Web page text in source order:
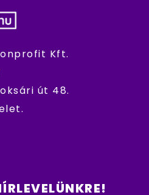
Kft.
út 48.